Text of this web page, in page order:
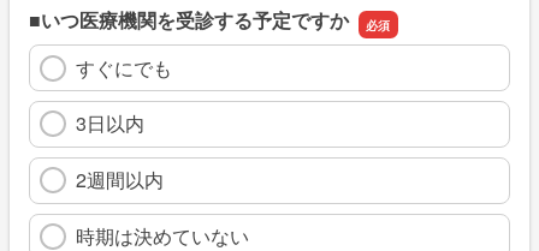
■いつ医療機関を受診する予定ですか
すぐにでも
3日以内
2週間以内
時期は決めていない